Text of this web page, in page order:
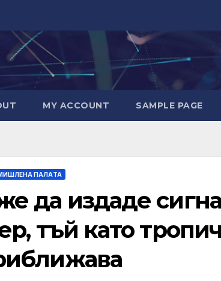
MY ACCOUNT SAMPLE PAGE
ПАЛAТА
да издаде
тъй като